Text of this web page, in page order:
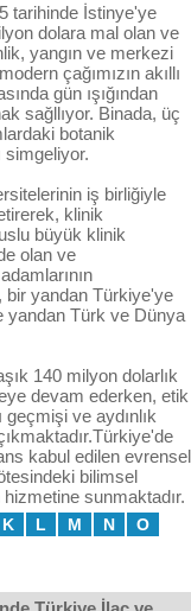
tarihinde İstinye'ye
dolara mal olan ve
yangın ve merkezi
çağımızın akıllı
gün ışığından
sağllıyor. Binada, üç
botanik
simgeliyor.
iş birliğiyle
klinik
büyük klinik
olan ve
bir yandan Türkiye'ye
yandan Türk ve Dünya
140 milyon dolarlık
devam ederken, etik
geçmişi ve aydınlık
kabul edilen evrensel
bilimsel
hizmetine sunmaktadır.
K L M N
O